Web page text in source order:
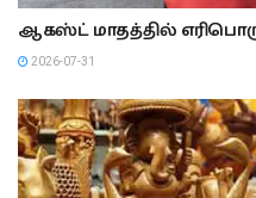
ஆகஸ்ட் மாதத்தில்
2026-07-31